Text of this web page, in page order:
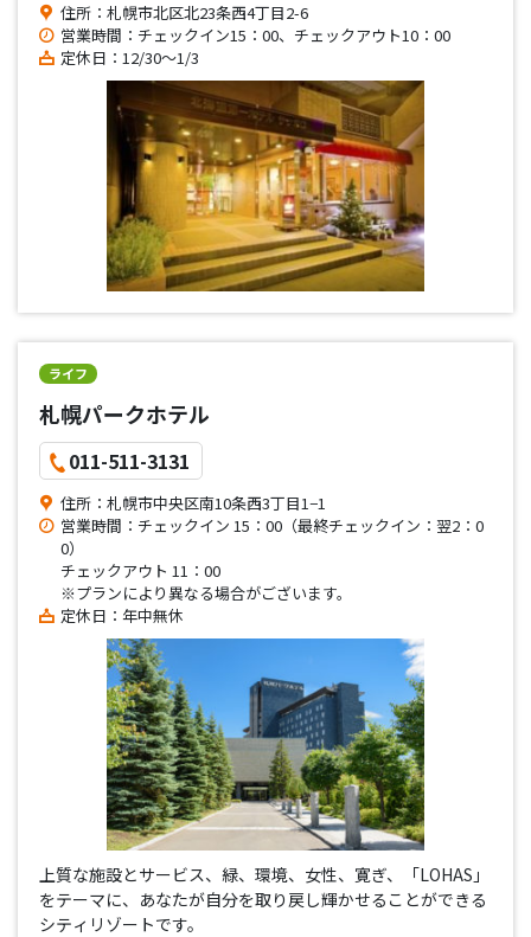
住所：札幌市北区北23条西4丁目2-6
営業時間：チェックイン15：00、チェックアウト10：00
定休日：12/30～1/3
ライフ
札幌パークホテル
011-511-3131
住所：札幌市中央区南10条西3丁目1−1
営業時間：チェックイン 15：00（最終チェックイン：翌2：0
0）
チェックアウト 11：00
※プランにより異なる場合がございます。
定休日：年中無休
上質な施設とサービス、緑、環境、女性、寛ぎ、「LOHAS」
をテーマに、あなたが自分を取り戻し輝かせることができる
シティリゾートです。